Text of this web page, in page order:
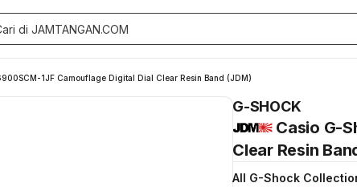
1JF Camouflage Digital Dial Clear Resin Band (JDM)
G-SHOCK
Casio G-
Clear Resin
All G-Shock